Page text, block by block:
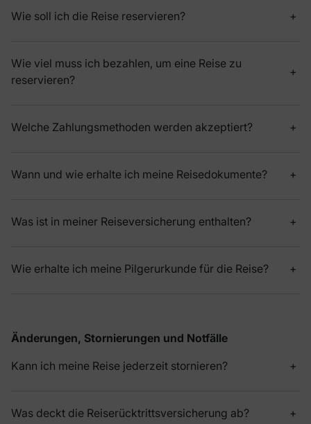
Wie soll ich die Reise reservieren?
Wie viel muss ich bezahlen, um eine Reise zu
reservieren?
Welche Zahlungsmethoden werden akzeptiert?
Wann und wie erhalte ich meine Reisedokumente?
Was ist in meiner Reiseversicherung enthalten?
Wie erhalte ich meine Pilgerurkunde für die Reise?
Änderungen, Stornierungen und Notfälle
Kann ich meine Reise jederzeit stornieren?
Was deckt die Reiserücktrittsversicherung ab?